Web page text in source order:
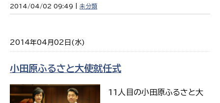
2014/04/02 09:49 | 未分類
2014年04月02日(水)
小田原ふるさと大使就任式
11人目の小田原ふるさと大